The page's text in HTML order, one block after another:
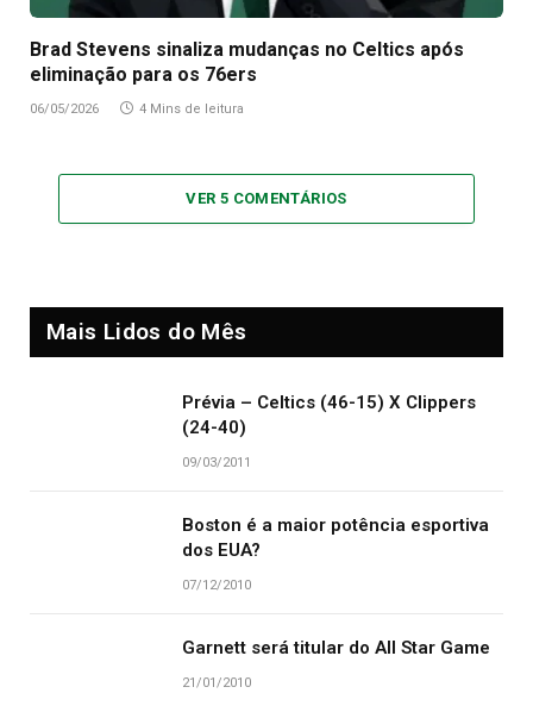
Brad Stevens sinaliza mudanças no Celtics após
eliminação para os 76ers
06/05/2026 4 Mins de leitura
VER 5 COMENTÁRIOS
Mais Lidos do Mês
Prévia – Celtics (46-15) X Clippers
(24-40)
09/03/2011
Boston é a maior potência esportiva
dos EUA?
07/12/2010
Garnett será titular do All Star Game
21/01/2010